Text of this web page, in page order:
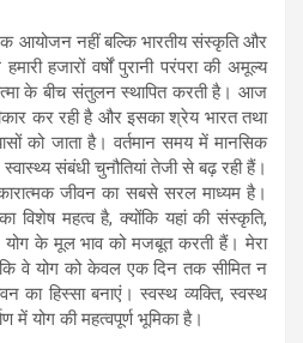
आयोजन नहीं बल्कि भारतीय संस्कृति और
हजारों वर्षों पुरानी परंपरा की अमूल्य
के बीच संतुलन स्थापित करती है। आज
कर रही है और इसका श्रेय भारत तथा
को जाता है। वर्तमान समय में मानसिक
संबंधी चुनौतियां तेजी से बढ़ रही हैं।
जीवन का सबसे सरल माध्यम है।
विशेष महत्व है, क्योंकि यहां की संस्कृति,
योग के मूल भाव को मजबूत करती हैं। मेरा
वे योग को केवल एक दिन तक सीमित न
का हिस्सा बनाएं। स्वस्थ व्यक्ति, स्वस्थ
में योग की महत्वपूर्ण भूमिका है।